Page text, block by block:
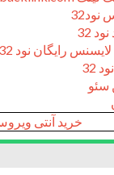
نود32
32
رایگان نود 32
32
سئو
خرید آنتی